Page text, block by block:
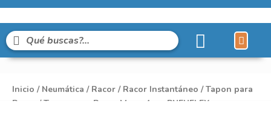
Inicio / Neumática / Racor / Racor Instantáneo /Tapon para
Racor
/ Tapon para Racor Mang 4mm PNEUFLEX